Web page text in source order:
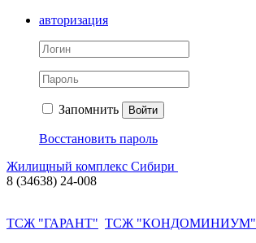
авторизация
Запомнить Войти
Восстановить пароль
Жилищный комплекс Сибири
8 (34638) 24-008
ТСЖ "ГАРАНТ" ТСЖ "КОНДОМИНИУМ"